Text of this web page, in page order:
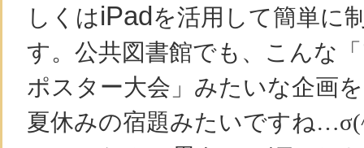
しくはiPadを活用して簡単に
す。公共図書館でも、こんな
ポスター大会」みたいな企画
夏休みの宿題みたいですね